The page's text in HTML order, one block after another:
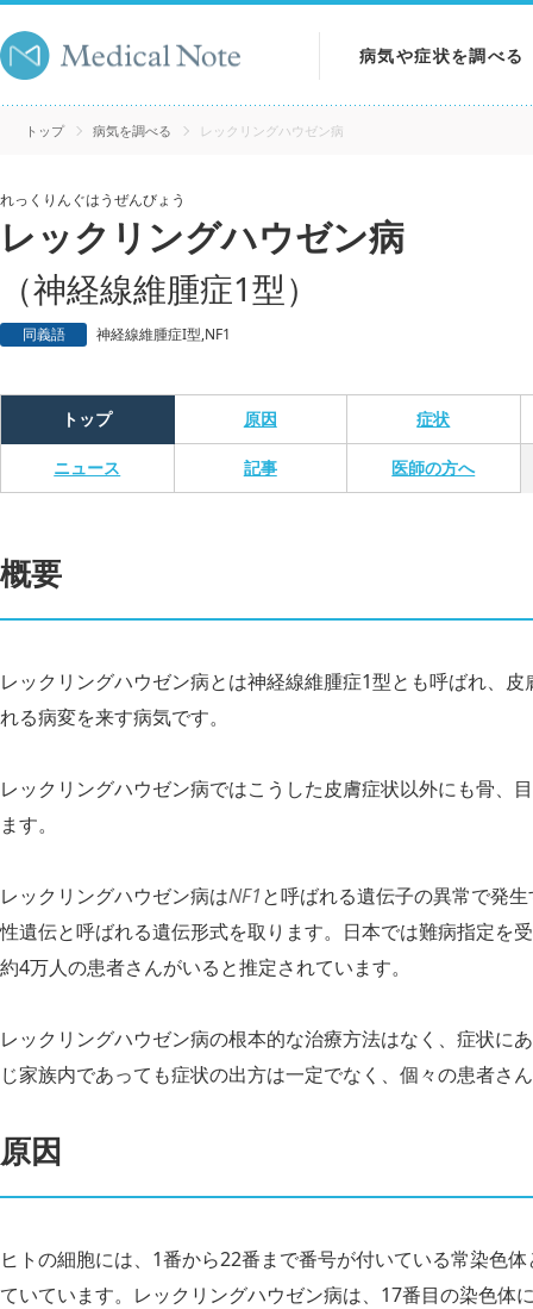
病気や症状を調べる
病気を調べる
検査を調べる
トップ 病気を調べる レックリングハウゼン病
れっくりんぐはうぜんびょう
レックリングハウゼン病
（神経線維腫症1型）
同義語 神経線維腫症I型,NF1
トップ 原因 症状
ニュース 記事 医師の方へ
概要
レックリングハウゼン病とは神経線維腫症1型とも呼ばれ、皮
れる病変を来す病気です。
レックリングハウゼン病ではこうした皮膚症状以外にも骨、
ます。
レックリングハウゼン病はNF1と呼ばれる遺伝子の異常で発
性遺伝と呼ばれる遺伝形式を取ります。日本では難病指定を
約4万人の患者さんがいると推定されています。
レックリングハウゼン病の根本的な治療方法はなく、症状に
じ家族内であっても症状の出方は一定でなく、個々の患者さ
原因
ヒトの細胞には、1番から22番まで番号が付いている常染色
ていています。レックリングハウゼン病は、17番目の染色体